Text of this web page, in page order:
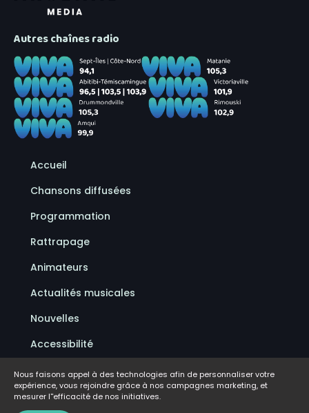
Autres chaînes radio
Accueil
Chansons diffusées
Programmation
Rattrapage
Animateurs
Actualités musicales
Nouvelles
Accessibilité
Politique de confidentialité
Conditions d'utilisation
Nous faisons appel à des technologies afin de personnaliser votre
expérience, vous rejoindre grâce à nos campagnes marketing, et
mesurer l''efficacité de nos initiatives.